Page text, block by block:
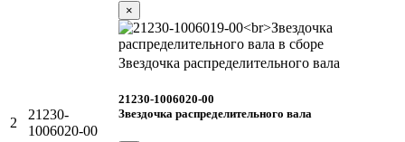
×
2
21230-
1006020-00
Звездочка распределительного вала
21230-1006020-00
Звездочка распределительного вала